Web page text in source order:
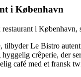
i København
i
tilbyder Le Bistro
crêperie, der
café med et fransk